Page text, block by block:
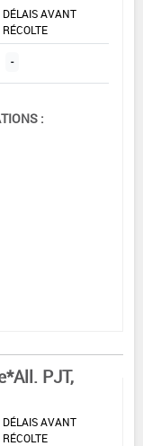
DÉLAIS AVANT
RÉCOLTE
-
:
PJT,
DÉLAIS AVANT
RÉCOLTE